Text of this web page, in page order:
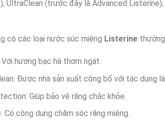
UltraClean (trước đây là Advanced
có các loại nước súc miệng Listerine
hương bạc hà thơm ngát.
Được nhà sản xuất công bố với tác dụng
Giúp bảo vệ răng chắc khỏe.
Có công dụng chăm sóc răng miệng.